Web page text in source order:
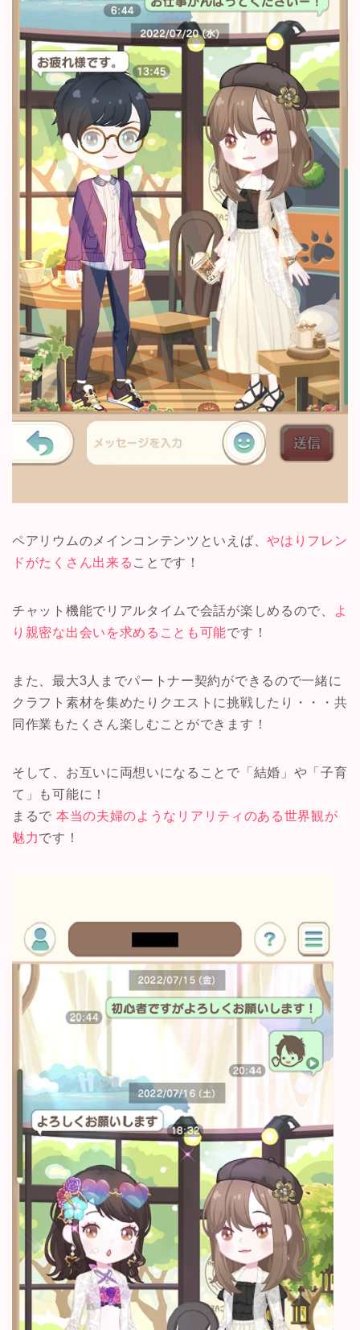
ペアリウムのメインコンテンツといえば、やはりフレン
ドがたくさん出来る ことです！
チャット機能でリアルタイムで会話が楽しめるので、
よ
り親密な出会いを求めることも可能です！
また、最大3人までパートナー契約ができるので一緒に
クラフト素材を集めたりクエストに挑戦したり・・・共
同作業もたくさん楽しむことができます！
そして、お互いに両想いになることで「結婚」や「子育
て」も可能に！
まるで 本当の夫婦のようなリアリティのある世界観が
魅力です！